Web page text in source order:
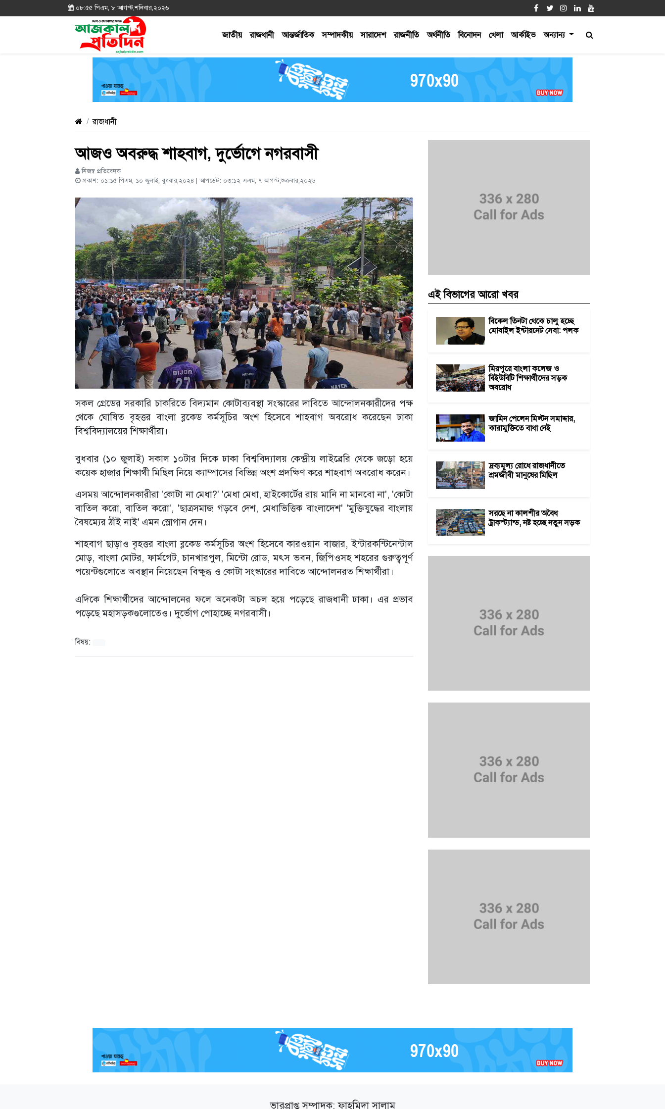
০৮:৫৫ পিএম, ৮ আগস্ট,শনিবার,২০২৬
জাতীয় রাজধানী আন্তর্জাতিক সম্পাদকীয় সারাদেশ রাজনীতি অর্থনীতি বিনোদন খেলা আর্কাইভ অন্যান্য
রাজধানী
আজও অবরুদ্ধ শাহবাগ, দুর্ভোগে নগরবাসী
নিজস্ব প্রতিবেদক
প্রকাশ: ০১:১৫ পিএম, ১০ জুলাই, বুধবার,২০২৪ | আপডেট: ০৩:১২ এএম, ৭ আগস্ট,শুক্রবার,২০২৬
সকল গ্রেডের সরকারি চাকরিতে বিদ্যমান কোটাব্যবস্থা সংস্কারের দাবিতে আন্দোলনকারীদের পক্ষ
থেকে ঘোষিত বৃহত্তর বাংলা ব্লকেড কর্মসূচির অংশ হিসেবে শাহবাগ অবরোধ করেছেন ঢাকা
বিশ্ববিদ্যালয়ের শিক্ষার্থীরা।
বুধবার (১০ জুলাই) সকাল ১০টার দিকে ঢাকা বিশ্ববিদ্যালয় কেন্দ্রীয় লাইব্রেরি থেকে জড়ো হয়ে
কয়েক হাজার শিক্ষার্থী মিছিল নিয়ে ক্যাম্পাসের বিভিন্ন অংশ প্রদক্ষিণ করে শাহবাগ অবরোধ করেন।
এসময় আন্দোলনকারীরা 'কোটা না মেধা?' 'মেধা মেধা, হাইকোর্টের রায় মানি না মানবো না', 'কোটা
বাতিল করো, বাতিল করো', 'ছাত্রসমাজ গড়বে দেশ, মেধাভিত্তিক বাংলাদেশ' 'মুক্তিযুদ্ধের বাংলায়
বৈষম্যের ঠাঁই নাই' এমন স্লোগান দেন।
শাহবাগ ছাড়াও বৃহত্তর বাংলা ব্লকেড কর্মসূচির অংশ হিসেবে কারওয়ান বাজার, ইন্টারকন্টিনেন্টাল
মোড়, বাংলা মোটর, ফার্মগেট, চানখারপুল, মিন্টো রোড, মৎস ভবন, জিপিওসহ শহরের গুরুত্বপূর্ণ
পয়েন্টগুলোতে অবস্থান নিয়েছেন বিক্ষুব্ধ ও কোটা সংস্কারের দাবিতে আন্দোলনরত শিক্ষার্থীরা।
এদিকে শিক্ষার্থীদের আন্দোলনের ফলে অনেকটা অচল হয়ে পড়েছে রাজধানী ঢাকা। এর প্রভাব
পড়েছে মহাসড়কগুলোতেও। দুর্ভোগ পোহাচ্ছে নগরবাসী।
বিষয়:
এই বিভাগের আরো খবর
বিকেল তিনটা থেকে চালু হচ্ছে
মোবাইল ইন্টারনেট সেবা: পলক
মিরপুরে বাংলা কলেজ ও
বিইউবিটি শিক্ষার্থীদের সড়ক
অবরোধ
জামিন পেলেন মিল্টন সমাদ্দার,
কারামুক্তিতে বাধা নেই
দ্রব্যমূল্য রোধে রাজধানীতে
শ্রমজীবী মানুষের মিছিল
সরছে না কালশীর অবৈধ
ট্রাকস্ট্যান্ড, নষ্ট হচ্ছে নতুন সড়ক
ভারপ্রাপ্ত সম্পাদক: ফাহমিদা সালাম